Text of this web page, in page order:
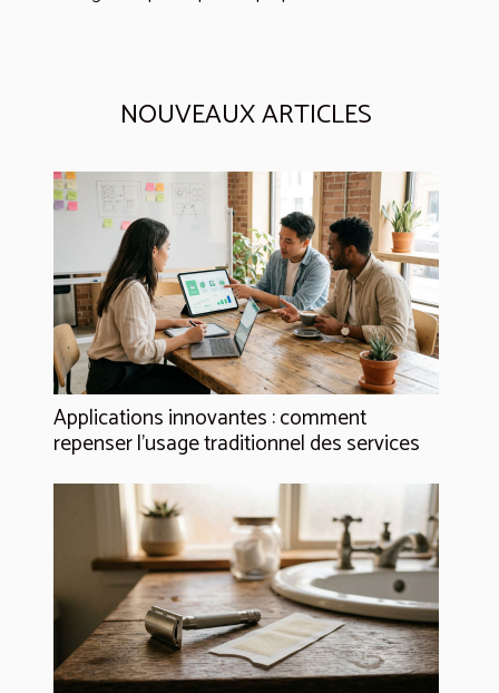
NOUVEAUX ARTICLES
Applications innovantes : comment
repenser l’usage traditionnel des services